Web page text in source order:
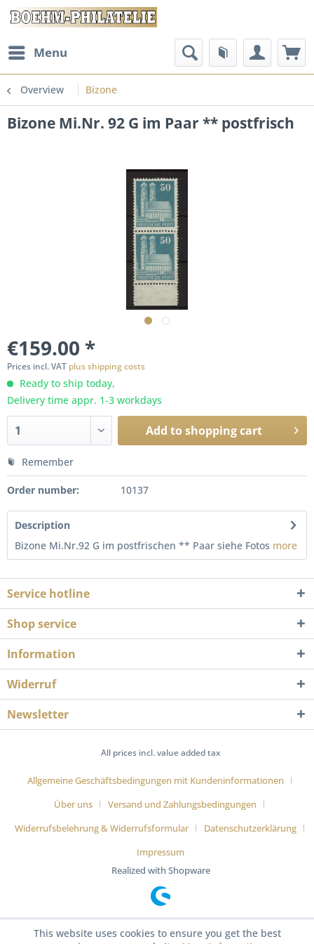
Menu
Overview Bizone
Bizone Mi.Nr. 92 G im Paar ** postfrisch
€159.00 *
Prices incl. VAT plus shipping costs
Ready to ship today,
Delivery time appr. 1-3 workdays
Add toshopping cart
Remember
Order number: 10137
Description
Bizone Mi.Nr.92 G im postfrischen ** Paar siehe Fotos more
Service hotline
Shop service
Information
Widerruf
Newsletter
All prices incl. value added tax
Allgemeine Geschäftsbedingungen mit Kundeninformationen
Über uns
Versand und Zahlungsbedingungen
Widerrufsbelehrung & Widerrufsformular
Datenschutzerklärung
Impressum
Realized with Shopware
This website uses cookies to ensure you get the best